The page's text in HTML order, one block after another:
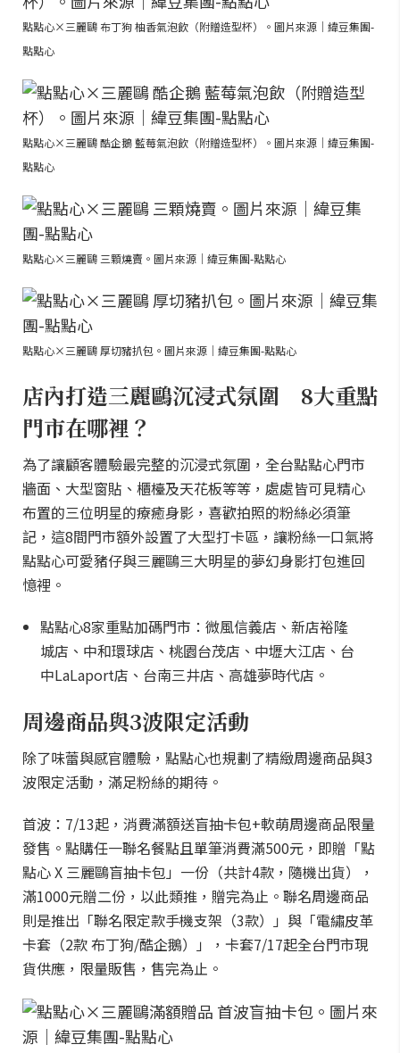
點點心×三麗鷗 布丁狗 柚香氣泡飲（附贈造型杯）。圖片來源｜緯豆集團-
點點心
點點心×三麗鷗 酷企鵝 藍莓氣泡飲（附贈造型杯）。圖片來源｜緯豆集團-
點點心
點點心×三麗鷗 三顆燒賣。圖片來源｜緯豆集團-點點心
點點心×三麗鷗 厚切豬扒包。圖片來源｜緯豆集團-點點心
店內打造三麗鷗沉浸式氛圍 8大重點
門市在哪裡？
為了讓顧客體驗最完整的沉浸式氛圍，全台點點心門市
牆面、大型窗貼、櫃檯及天花板等等，處處皆可見精心
布置的三位明星的療癒身影，喜歡拍照的粉絲必須筆
記，這8間門市額外設置了大型打卡區，讓粉絲一口氣將
點點心可愛豬仔與三麗鷗三大明星的夢幻身影打包進回
憶裡。
點點心8家重點加碼門市：微風信義店、新店裕隆
城店、中和環球店、桃園台茂店、中壢大江店、台
中LaLaport店、台南三井店、高雄夢時代店。
周邊商品與3波限定活動
除了味蕾與感官體驗，點點心也規劃了精緻周邊商品與3
波限定活動，滿足粉絲的期待。
首波：7/13起，消費滿額送盲抽卡包+軟萌周邊商品限量
發售。點購任一聯名餐點且單筆消費滿500元，即贈「點
點心 X 三麗鷗盲抽卡包」一份（共計4款，隨機出貨），
滿1000元贈二份，以此類推，贈完為止。聯名周邊商品
則是推出「聯名限定款手機支架（3款）」與「電繡皮革
卡套（2款 布丁狗/酷企鵝）」，卡套7/17起全台門市現
貨供應，限量販售，售完為止。